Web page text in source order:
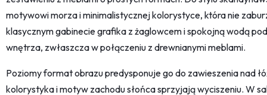
motywowi morza i minimalistycznej kolorystyce, która nie
klasycznym gabinecie grafika z żaglowcem i spokojną wodą
wnętrza, zwłaszcza w połączeniu z drewnianymi meblami.
Poziomy format obrazu predysponuje go do zawieszenia nad
kolorystyka i motyw zachodu słońca sprzyjają wyciszeniu. W